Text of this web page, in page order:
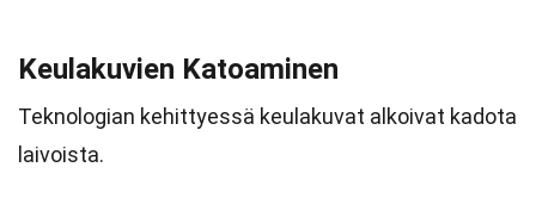
Keulakuvien Katoaminen
Teknologian kehittyessä keulakuvat alkoivat kadota
laivoista.